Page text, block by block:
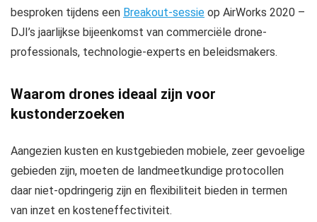
besproken tijdens een Breakout-sessie op AirWorks 2020 –
DJI’s jaarlijkse bijeenkomst van commerciële drone-
professionals, technologie-experts en beleidsmakers.
Waarom drones ideaal zijn voor
kustonderzoeken
Aangezien kusten en kustgebieden mobiele, zeer gevoelige
gebieden zijn, moeten de landmeetkundige protocollen
daar niet-opdringerig zijn en flexibiliteit bieden in termen
van inzet en kosteneffectiviteit.